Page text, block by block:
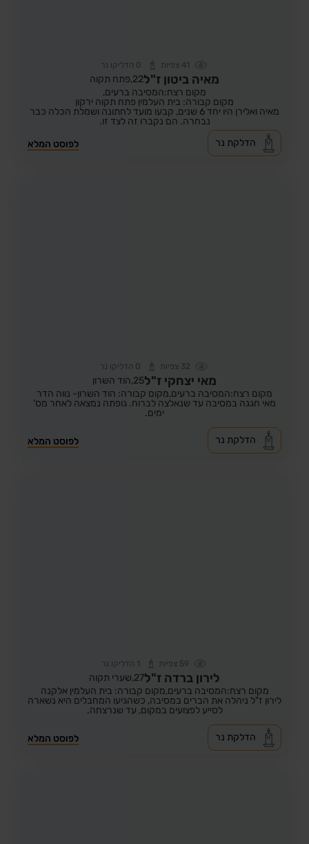
41 צפיות 0 הדליקו נר
מאיה ביטון ז"ל22, פתח תקוה
מקום רצח:המסיבה ברעים,
מקום קבורה: בית העלמין פתח תקוה ירקון
מאיה ואלירן היו יחד 6 שנים, קבעו מועד לחתונה ושמלת הכלה כבר
נבחרה. הם נקברו זה לצד זו.
לפוסט המלא
הדלקת נר
32 צפיות 0 הדליקו נר
מאי יצחקי ז"ל25, הוד השרון
מקום רצח:המסיבה ברעים,מקום קבורה: הוד השרון- נווה הדר
מאי חגגה במסיבה עד שנאלצה לברוח. גופתה נמצאה לאחר מס'
ימים.
לפוסט המלא הדלקת נר
59 צפיות 1 הדליקו נר
לירון ברדה ז"ל27, שערי תקוה
מקום רצח:המסיבה ברעים,מקום קבורה: בית העלמין אלקנה
לירון ז"ל ניהלה את הברים במסיבה, כשהגיעו המחבלים היא נשארה
לסייע לפצועים במקום, עד שנרצחה.
לפוסט המלא הדלקת נר